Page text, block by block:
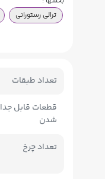
ترالی رستورانی
تعداد طبقات
قطعات قابل جدا
شدن
تعداد چرخ